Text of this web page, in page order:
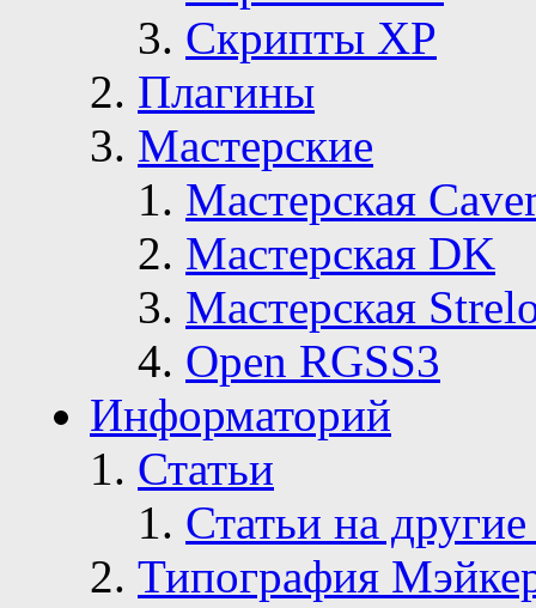
Скрипты ХР
Плагины
Мастерские
Мастерская
Мастерская DK
Мастерская
Open RGSS3
Информаторий
Статьи
Статьи на
Типография